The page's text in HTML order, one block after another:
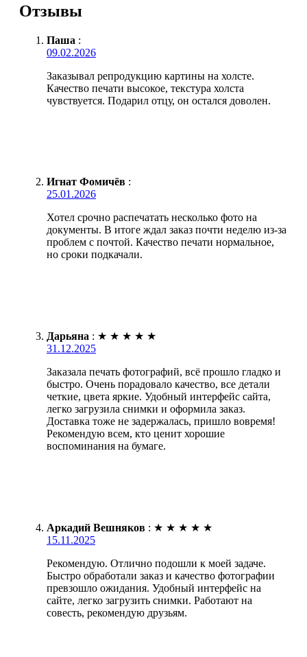
Отзывы
Паша :
09.02.2026
Заказывал репродукцию картины на холсте.
Качество печати высокое, текстура холста
чувствуется. Подарил отцу, он остался доволен.
Игнат Фомичёв :
25.01.2026
Хотел срочно распечатать несколько фото на
документы. В итоге ждал заказ почти неделю из-за
проблем с почтой. Качество печати нормальное,
но сроки подкачали.
Дарьяна : ★ ★ ★ ★ ★
31.12.2025
Заказала печать фотографий, всё прошло гладко и
быстро. Очень порадовало качество, все детали
четкие, цвета яркие. Удобный интерфейс сайта,
легко загрузила снимки и оформила заказ.
Доставка тоже не задержалась, пришло вовремя!
Рекомендую всем, кто ценит хорошие
воспоминания на бумаге.
Аркадий Вешняков : ★ ★ ★ ★ ★
15.11.2025
Рекомендую. Отлично подошли к моей задаче.
Быстро обработали заказ и качество фотографии
превзошло ожидания. Удобный интерфейс на
сайте, легко загрузить снимки. Работают на
совесть, рекомендую друзьям.